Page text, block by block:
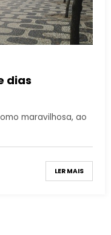
dias
maravilhosa, ao
LER MAIS